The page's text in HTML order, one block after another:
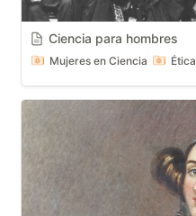
Ciencia para hombres
Mujeres en Ciencia Ética